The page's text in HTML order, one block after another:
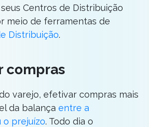
Centros de Distribuição
meio de ferramentas de
Distribuição.
compras
varejo, efetivar compras mais
da balança entre a
o prejuízo. Todo dia o